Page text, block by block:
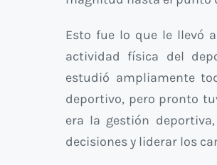
Esto fue lo que le llevó
actividad física del
estudió ampliamente
deportivo, pero pronto
era la gestión
decisiones y liderar los